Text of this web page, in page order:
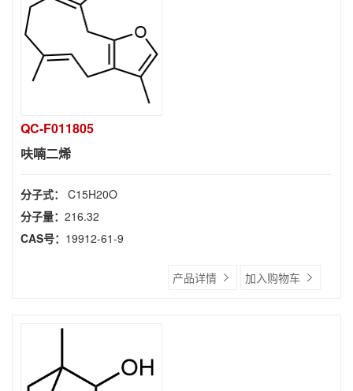
QC-F011805
呋喃二烯
分子式： C15H20O
分子量： 216.32
CAS号： 19912-61-9
产品详情 加入购物车